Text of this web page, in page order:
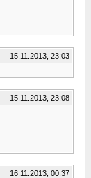
15.11.2013, 23:03
15.11.2013, 23:08
16.11.2013, 00:37